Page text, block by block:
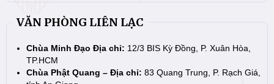
VĂN PHÒNG LIÊN LẠC
Chùa Minh Đạo Địa chỉ: 12/3 BIS Kỳ Đồng, P. Xuân Hòa,
TP.HCM
Chùa Phật Quang – Địa chỉ: 83 Quang Trung, P. Rạch Giá,